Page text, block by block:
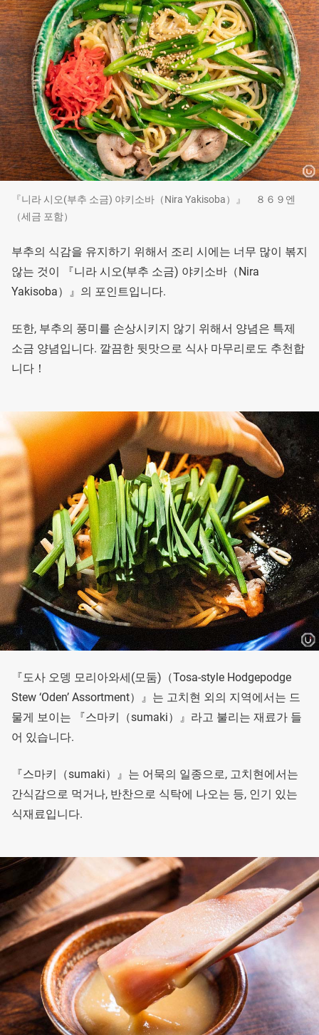
『니라 시오(부추 소금) 야키소바（Nira Yakisoba）』 ８６９엔
（세금 포함）
부추의 식감을 유지하기 위해서 조리 시에는 너무 많이 볶지
않는 것이 『니라 시오(부추 소금) 야키소바（Nira
Yakisoba）』의 포인트입니다.
또한, 부추의 풍미를 손상시키지 않기 위해서 양념은 특제
소금 양념입니다. 깔끔한 뒷맛으로 식사 마무리로도 추천합
니다！
『도사 오뎅 모리아와세(모둠)（Tosa-style Hodgepodge
Stew ‘Oden’ Assortment）』는 고치현 외의 지역에서는 드
물게 보이는 『스마키（sumaki）』라고 불리는 재료가 들
어 있습니다.
『스마키（sumaki）』는 어묵의 일종으로, 고치현에서는
간식감으로 먹거나, 반찬으로 식탁에 나오는 등, 인기 있는
식재료입니다.